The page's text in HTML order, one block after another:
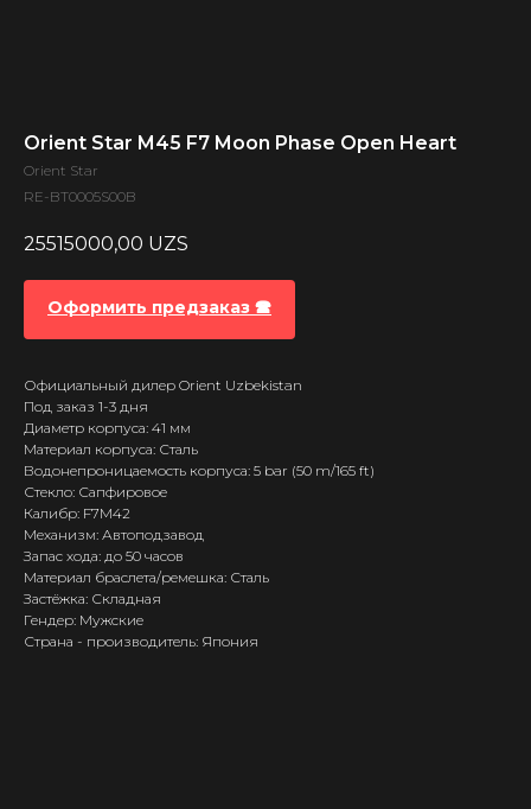
Orient Star M45 F7 Moon Phase Open Heart
Orient Star
RE-BT0005S00B
25515000,00 UZS
Оформить предзаказ 🕿
Официальный дилер Orient Uzbekistan
Под заказ 1-3 дня
Диаметр корпуса: 41 мм
Материал корпуса: Сталь
Водонепроницаемость корпуса: 5 bar (50 m/165 ft)
Стекло: Сапфировое
Калибр: F7M42
Механизм: Автоподзавод
Запас хода: до 50 часов
Материал браслета/ремешка: Сталь
Застёжка: Складная
Гендер: Мужские
Страна - производитель: Япония